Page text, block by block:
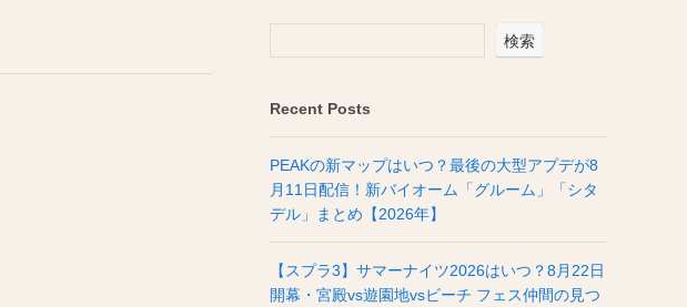
検索
Recent Posts
PEAKの新マップはいつ？最後の大型アプデが8
月11日配信！新バイオーム「グルーム」「シタ
デル」まとめ【2026年】
【スプラ3】サマーナイツ2026はいつ？8月22日
開幕・宮殿vs遊園地vsビーチ フェス仲間の見つ